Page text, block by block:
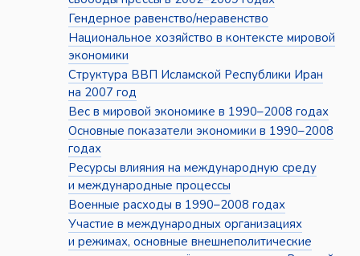
Гендерное равенство/неравенство
Национальное хозяйство в контексте мировой
экономики
Структура ВВП Исламской Республики Иран
на 2007 год
Вес в мировой экономике в 1990–2008 годах
Основные показатели экономики в 1990–2008
годах
Ресурсы влияния на международную среду
и международные процессы
Военные расходы в 1990–2008 годах
Участие в международных организациях
и режимах, основные внешнеполитические